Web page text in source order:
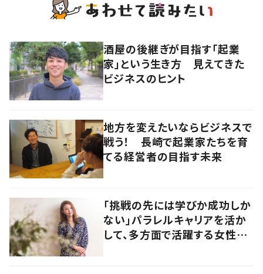
酒屋の後継ぎが目指す「起業
家」という生き方 見えてきた
ビジネスのヒント
地方を変えたいならビジネスで
戦う！ 長崎で起業家たちを育
てる経営者の目指す未来
「挑戦の先には学びか成功しか
ない」パラレルキャリアを活か
して、多方面で活躍する女性社